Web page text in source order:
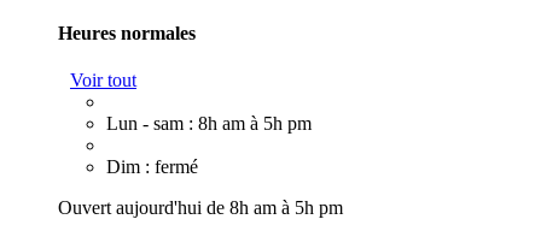
Heures normales
Voir tout
Lun - sam : 8h am à 5h pm
Dim : fermé
Ouvert aujourd'hui de 8h am à 5h pm